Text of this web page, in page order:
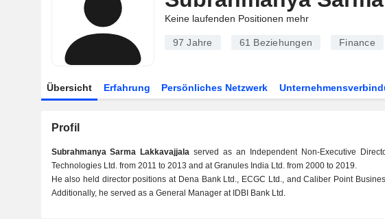
Keine laufenden Positionen mehr
97 Jahre 61 Beziehungen Finance
Übersicht Erfahrung Persönliches Netzwerk
Profil
Subrahmanya Sarma Lakkavajjala served as an Independent Non-Executive
Technologies Ltd. from 2011 to 2013 and at Granules India Ltd. from 2000 to 2019.
He also held director positions at Dena Bank Ltd., ECGC Ltd., and Caliber Point
Additionally, he served as a General Manager at IDBI Bank Ltd.